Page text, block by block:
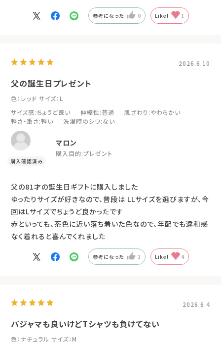
参考になった 0 Like! 1
2026.6.10
父の誕生日プレゼント
色：レッド サイズ：L
サイズ感:ちょうど良い 伸縮性:普通 肌ざわり :やわらかい
軽さ・重さ:軽い 洗濯時のシワ:ない
マロン
購入目的:プレゼント
父の81才の誕生日ギフトに購入しました
ゆったりサイズが好きなので、普段は LLサイズを選びますが、今
回はLサイズでちょうど良かったです
赤といっても、茶色に近い落ち着いた色なので、年配でも違和感
なく着れると喜んでくれました
参考になった 1 Like! 4
2026.6.4
パジャマも良いけどTシャツも負けてない
色：ナチュラル サイズ：M